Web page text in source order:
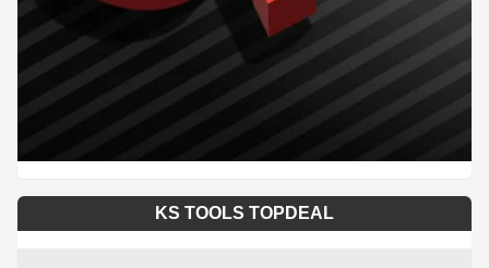
KS TOOLS TOPDEAL